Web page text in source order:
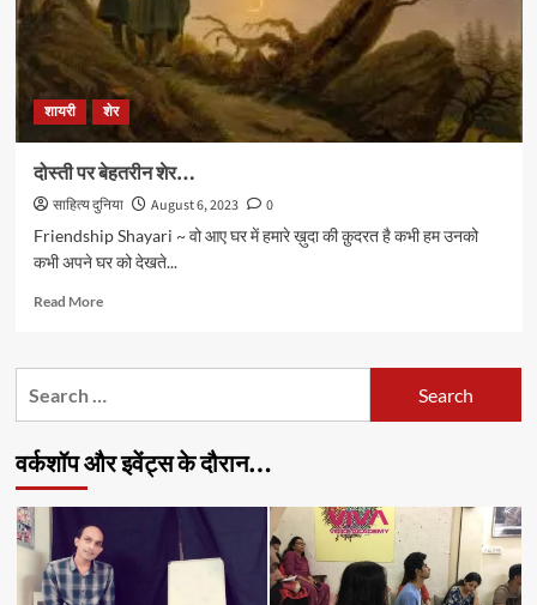
शायरी शेर
दोस्ती पर बेहतरीन शेर…
साहित्य दुनिया August 6, 2023
0
Friendship Shayari ~ वो आए घर में हमारे ख़ुदा की क़ुदरत है कभी हम उनको
कभी अपने घर को देखते...
Read MoreRead
दोस्ती
वर्कशॉप और इवेंट्स के दौरान…